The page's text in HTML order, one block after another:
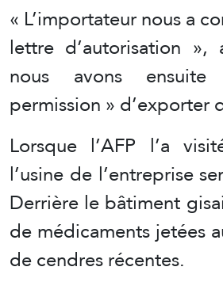
« L’importateur nous a
lettre d’autorisation
nous avons
permission » d’exporter
Lorsque l’AFP l’a
l’usine de l’entreprise
Derrière le bâtiment
de médicaments jetées
de cendres récentes.